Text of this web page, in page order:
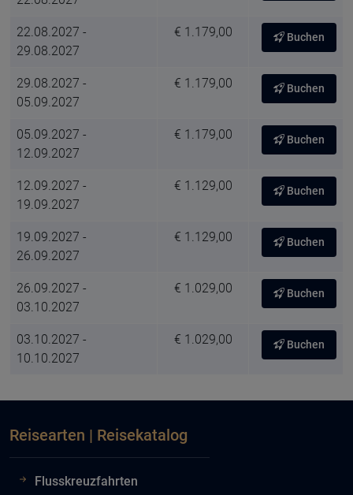
22.08.2027 -
29.08.2027
€ 1.179,00 Buchen
29.08.2027 -
05.09.2027
€ 1.179,00 Buchen
05.09.2027 -
12.09.2027
€ 1.179,00 Buchen
12.09.2027 -
19.09.2027
€ 1.129,00 Buchen
19.09.2027 -
26.09.2027
€ 1.129,00 Buchen
26.09.2027 -
03.10.2027
€ 1.029,00 Buchen
03.10.2027 -
10.10.2027
€ 1.029,00 Buchen
Reisearten | Reisekatalog
Flusskreuzfahrten